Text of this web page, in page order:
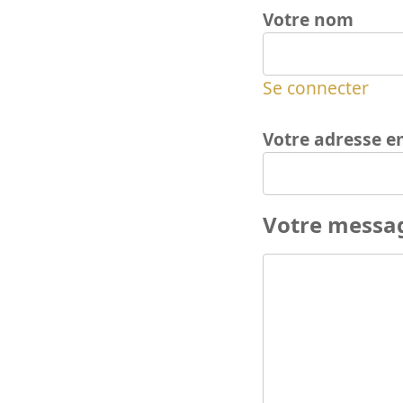
Votre nom
Se connecter
Votre adresse
Votre